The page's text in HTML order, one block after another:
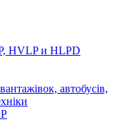
HVLP и HLPD
автобусів,